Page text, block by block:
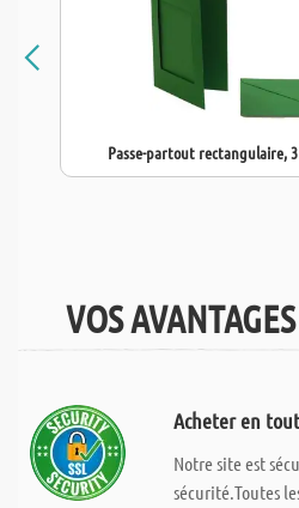
Passe-partout rectangulaire,
VOS
Acheter en
Notre site est
sécurité.Toutes